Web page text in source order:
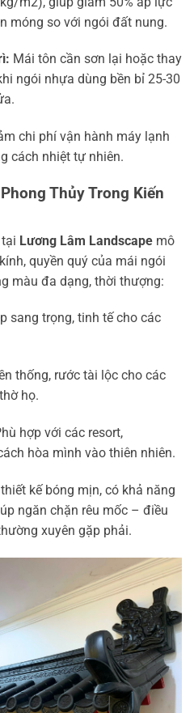
móng so với ngói đất nung.
Mái tôn cần sơn lại hoặc thay
ngói nhựa dùng bền bỉ 25-30
chi phí vận hành máy lạnh
cách nhiệt tự nhiên.
Thủy Trong Kiến
Lương Lâm Landscape mô
quyền quý của mái ngói
màu đa dạng, thời thượng:
sang trọng, tinh tế cho các
thống, rước tài lộc cho các
họ.
hợp với các resort,
hòa mình vào thiên nhiên.
kế bóng mịn, có khả năng
ngăn chặn rêu mốc – điều
xuyên gặp phải.